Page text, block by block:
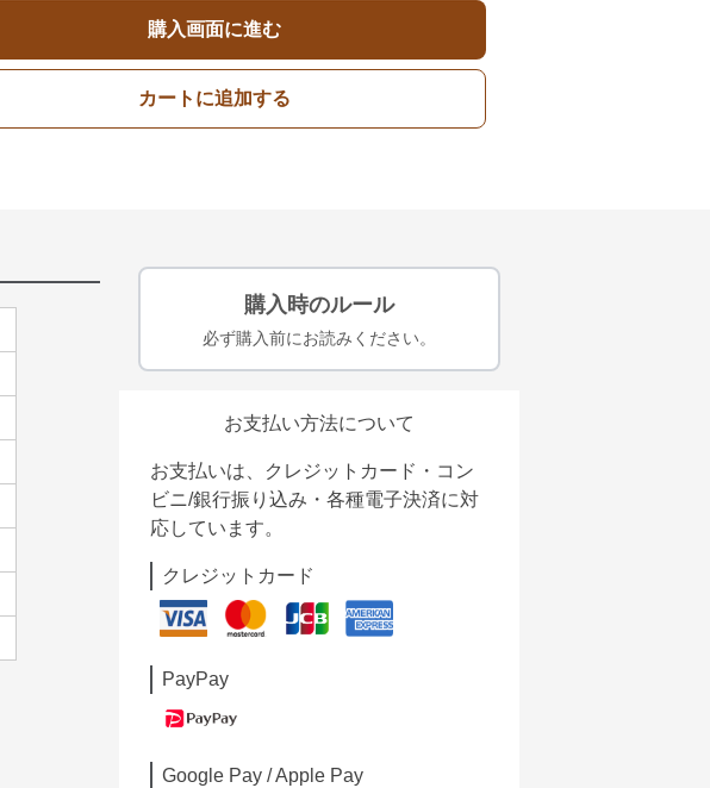
購入画面に進む
カートに追加する
購入時のルール
必ず購入前にお読みください。
お支払い方法について
お支払いは、クレジットカード・コン
ビニ/銀行振り込み・各種電子決済に対
応しています。
クレジットカード
PayPay
Google Pay / Apple Pay